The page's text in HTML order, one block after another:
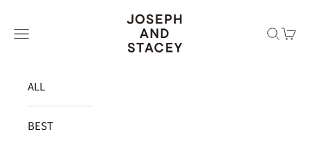
JOSEPH AND STACEY JAPAN
メニュー
検索カー
ALL
BEST